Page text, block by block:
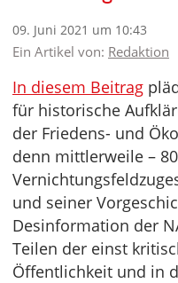
09. Juni 2021 um 10:43
Ein Artikel von: Redaktion
In diesem Beitrag
für historische
der Friedens- und
denn mittlerweile –
und seiner
Desinformation der
Teilen der einst
Öffentlichkeit und in